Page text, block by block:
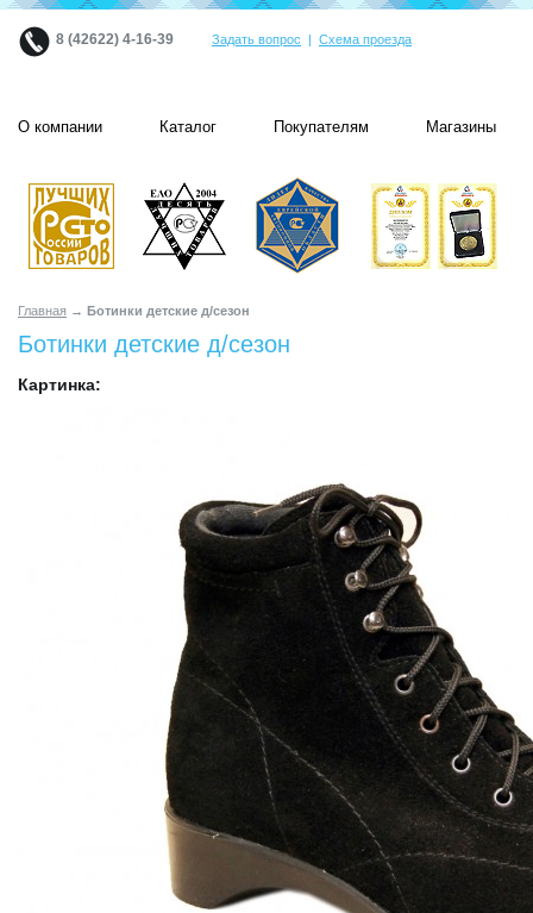
8 (42622) 4-16-39 Задать вопрос | Схема проезда
О компании Каталог Покупателям Магазины
Главная → Ботинки детские д/сезон
Ботинки детские д/сезон
Картинка: